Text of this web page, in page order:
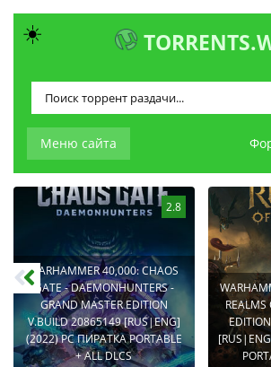
Меню сайта
2.8
WARHAMMER 40,000: CHAOS
GATE - DAEMONHUNTERS -
GRAND MASTER EDITION
V.BUILD 20865149 [RUS|ENG]
(2022) PC ПИРАТКА PORTABLE
+ ALL DLCS
REALMS
☀️